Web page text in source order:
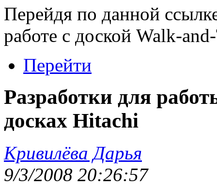
Перейдя по данной
работе с доской Walk-
Перейти
Разработки для
досках Hitachi
Кривилёва Дарья
9/3/2008 20:26:57